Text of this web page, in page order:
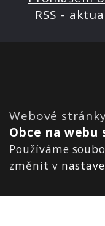
RSS -
Webové
Obce na webu
Používáme
změnit v